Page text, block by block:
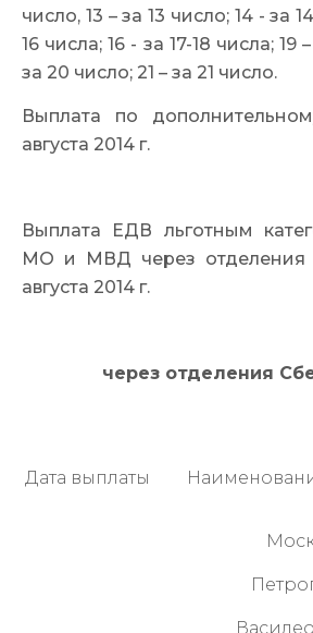
число, 13 – за 13 число; 14 - за
16 числа; 16 - за 17-18 числа; 19
за 20 число; 21 – за 21 число.
Выплата по
августа 2014 г.
Выплата ЕДВ льготным
МО и МВД через отделения
августа 2014 г.
через отделения
Дата выплаты